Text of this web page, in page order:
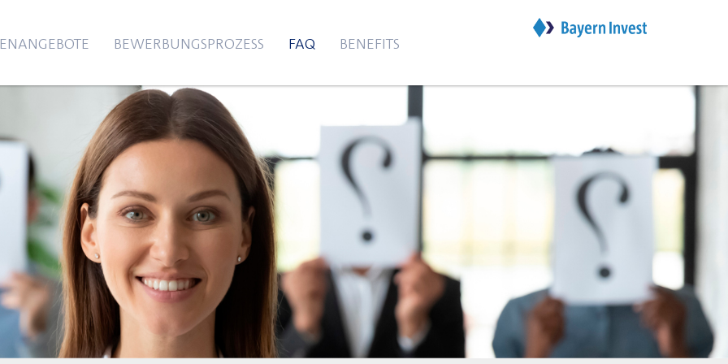
BEWERBUNGSPROZESS FAQ BENEFITS